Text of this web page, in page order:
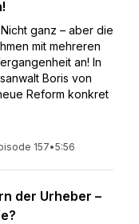
ganz – aber die
mit mehreren
an! In
Boris von
Reform konkret
157•5:56
der Urheber –